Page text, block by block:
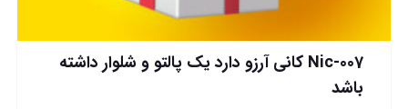
Nic-007 کانی آرزو دارد یک پالتو و شلوار داشته
باشد